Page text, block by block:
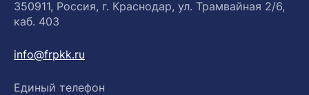
350911, Россия, г. Краснодар, ул. Трамвайная 2/6,
каб. 403
info@frpkk.ru
Единый телефон